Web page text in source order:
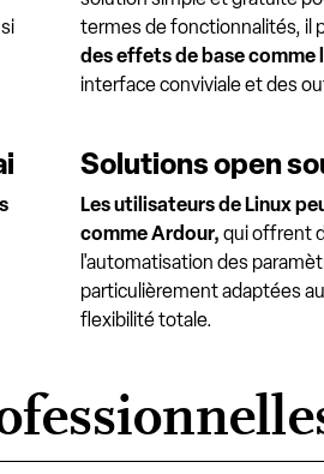
termes de fonctionnalités, il
des effets de base
interface conviviale et des
Solutions open
Les utilisateurs de Linux
comme Ardour, qui offrent
l'automatisation des
particulièrement adaptées
flexibilité totale.